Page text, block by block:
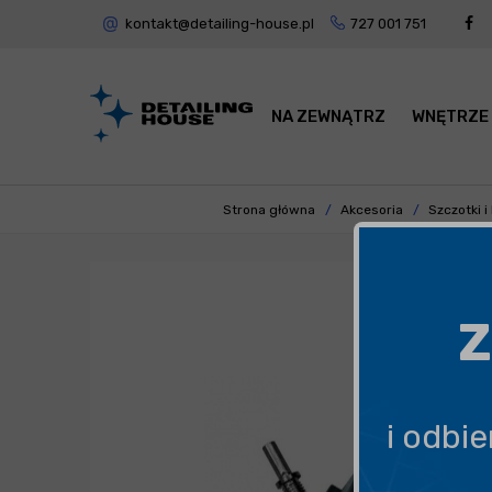
kontakt@detailing-house.pl 727 001 751
NA ZEWNĄTRZ WNĘTRZE
Strona główna Akcesoria Szczotki i
i